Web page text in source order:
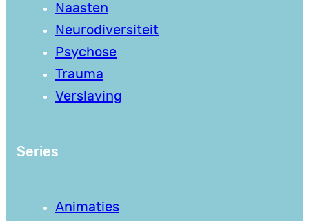
Naasten
Neurodiversiteit
Psychose
Trauma
Verslaving
Series
Animaties